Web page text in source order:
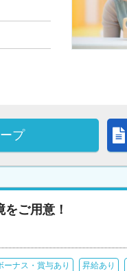
プ
ご用意！
ーナス・賞与あり 昇給あり